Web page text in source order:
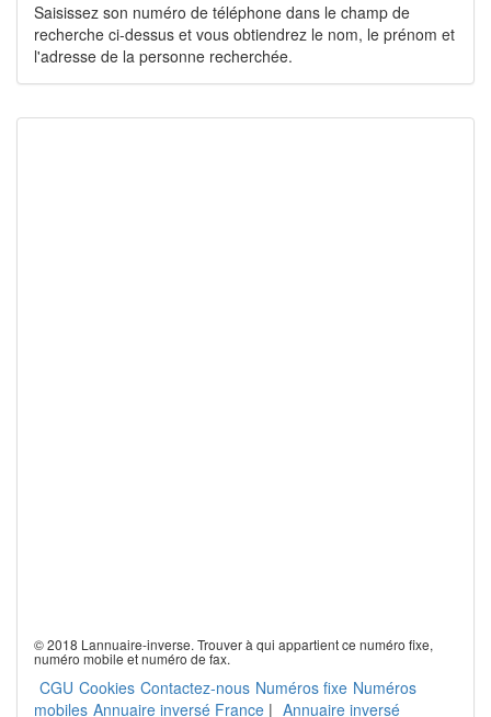
Saisissez son numéro de téléphone dans le champ de
recherche ci-dessus et vous obtiendrez le nom, le prénom et
l'adresse de la personne recherchée.
© 2018 Lannuaire-inverse. Trouver à qui appartient ce numéro fixe,
numéro mobile et numéro de fax.
CGU Cookies Contactez-nous Numéros fixe Numéros
mobiles Annuaire inversé France | Annuaire inversé